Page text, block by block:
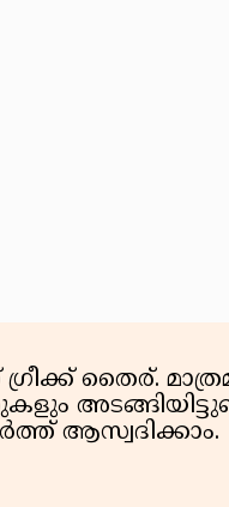
തൈര്.
ആസ്വദിക്കാം.